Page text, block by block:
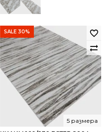
SALE 30%
5 размера